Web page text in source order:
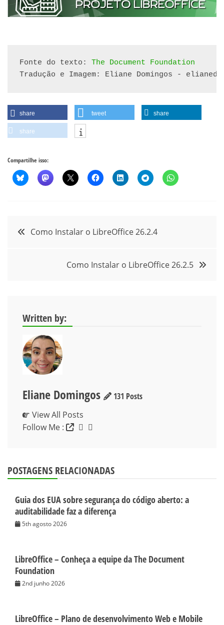
Fonte do texto: The Document Foundation
Tradução e Imagem: Eliane Domingos -
share tweet share
share
Compartilhe isso:
Navegação
Como Instalar o LibreOffice 26.2.4
Como Instalar o LibreOffice 26.2.5
Written by:
Eliane Domingos
131 Posts
View All Posts
Follow Me :
POSTAGENS RELACIONADAS
Guia dos EUA sobre segurança do código aberto: a
auditabilidade faz a diferença
5th agosto 2026
LibreOffice – Conheça a equipe da The Document
Foundation
2nd junho 2026
LibreOffice – Plano de desenvolvimento Web e Mobile